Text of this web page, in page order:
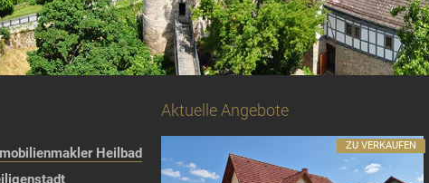
Heilbad
Aktuelle Angebote
ZU VERKAUFEN